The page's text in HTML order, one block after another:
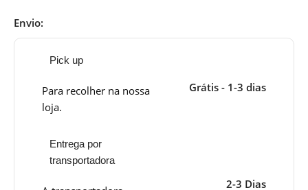
Envio:
Pick up
Para recolher na nossa
loja.
Grátis - 1-3 dias
Entrega por
transportadora
2-3 Dias